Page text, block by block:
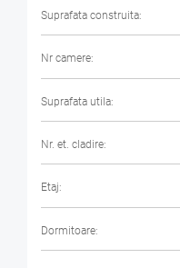
Suprafata construita:
Nr camere:
Suprafata utila:
Nr. et. cladire:
Etaj:
Dormitoare: